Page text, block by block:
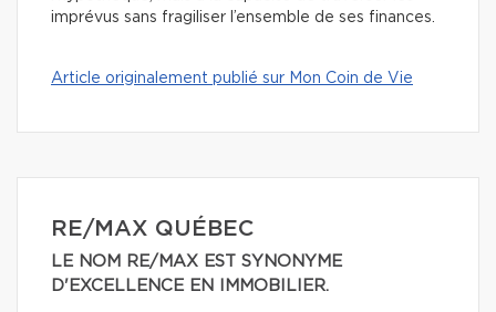
imprévus sans fragiliser l’ensemble de ses finances.
Article originalement publié sur Mon Coin de Vie
RE/MAX QUÉBEC
LE NOM RE/MAX EST SYNONYME
D'EXCELLENCE EN IMMOBILIER.